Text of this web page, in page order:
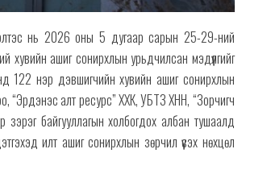
нь 2026 оны 5 дугаар сарын 25-29-ний
ашиг сонирхлын урьдчилсан мэдүүлгийг
122 нэр дэвшигчийн хувийн ашиг сонирхлын
“Эрдэнэс алт ресурс” ХХК, УБТЗ ХНН, “Зорчигч
байгууллагын холбогдох албан тушаалд
илт ашиг сонирхлын зөрчил үүсэх нөхцөл